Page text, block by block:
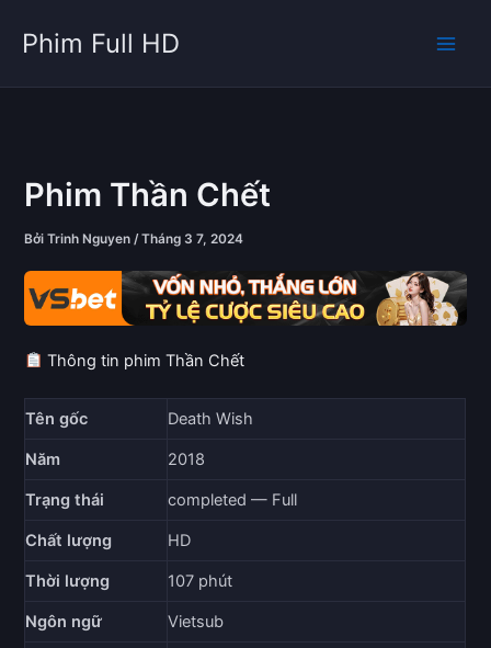
dung
Phim Full HD
Phim Thần Chết
BởiTrinh Nguyen/Tháng 3 7, 2024
Thông tin phim Thần Chết
Tên gốc Death Wish
Năm 2018
Trạng thái completed — Full
Chất lượng HD
Thời lượng 107 phút
Ngôn ngữ Vietsub